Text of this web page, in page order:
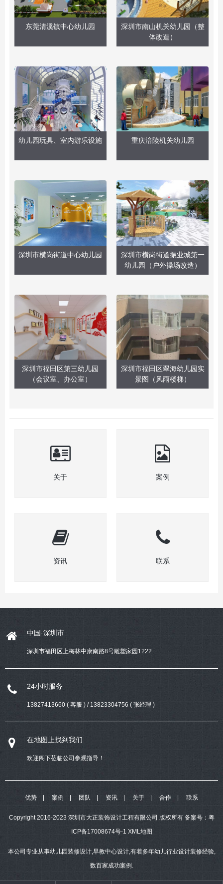
东莞清溪镇中心幼儿园
深圳市南山机关幼儿园（整
体改造）
幼儿园玩具、室内游乐设施 重庆涪陵机关幼儿园
深圳市横岗街道中心幼儿园
深圳市横岗街道振业城第一
幼儿园（户外操场改造）
深圳市福田区第三幼儿园
（会议室、办公室）
深圳市福田区翠海幼儿园实
景图（风雨楼梯）
关于 案例
资讯 联系
中国·深圳市
深圳市福田区上梅林中康南路8号雕塑家园1222
24小时服务
13827413660 ( 客服 ) / 13823304756 ( 张经理 )
在地图上找到我们
欢迎阁下莅临公司参观指导！
优势 案例 团队 资讯 关于 合作 联系
Copyright 2016-2023 深圳市大正装饰设计工程有限公司 版权所有 备案号： 粤
ICP备17008674号-1 XML地图
本公司专业从事幼儿园装修设计,早教中心设计,有着多年幼儿行业设计装修经验,
数百家成功案例.